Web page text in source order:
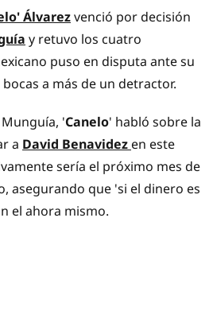
Álvarezvenció por decisión
y retuvo los cuatro
puso en disputa ante su
a más de un detractor.
'Canelo' habló sobre la
a David Benavidez en este
sería el próximo mes de
asegurando que 'si el dinero es
el ahora mismo.